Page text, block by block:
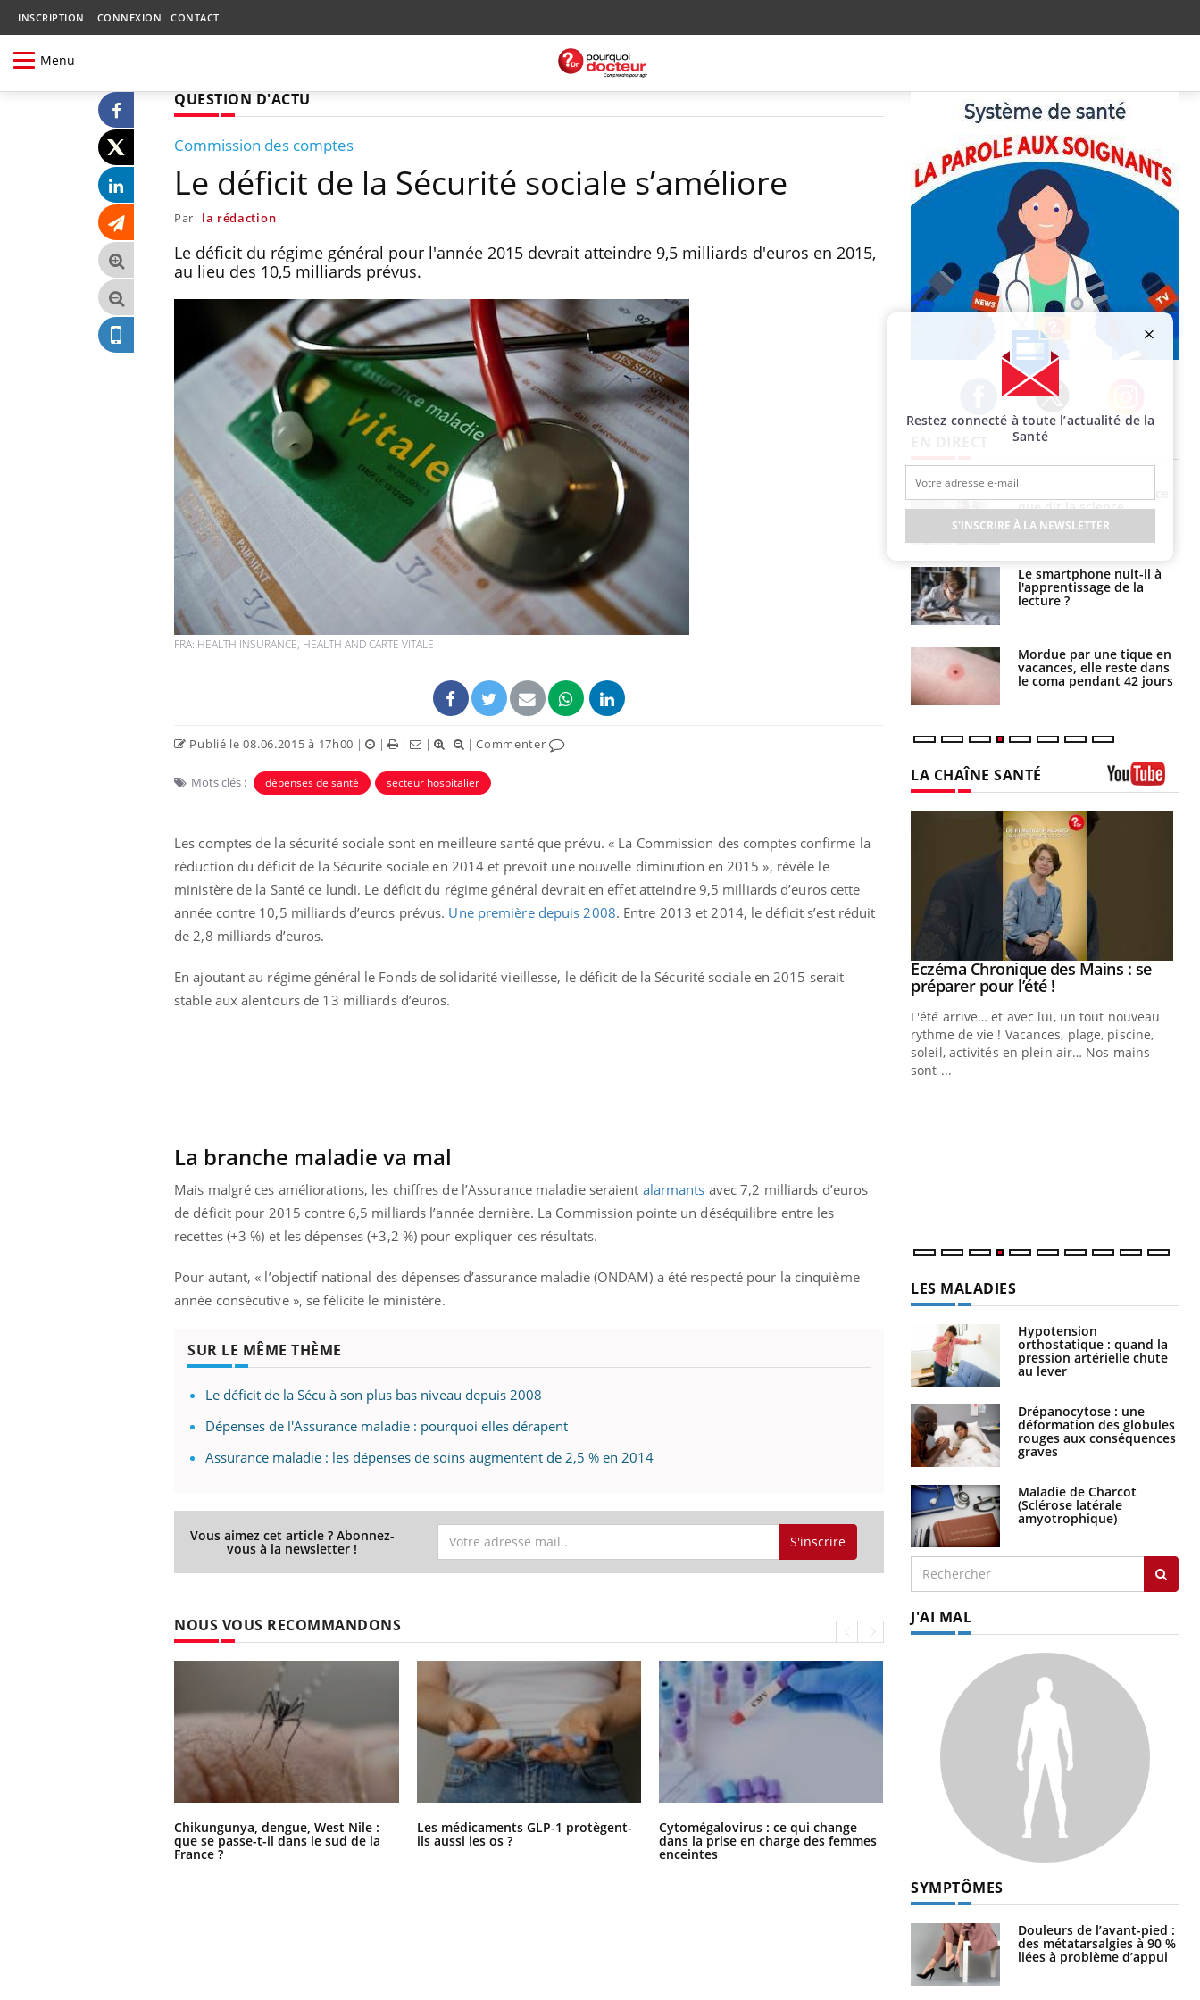
INSCRIPTION CONNEXION CONTACT
Menu
QUESTION D'ACTU
Commission des comptes
Le déficit de la Sécurité sociale s’améliore
Par la rédaction
Le déficit du régime général pour l'année 2015 devrait atteindre 9,5 milliards d'euros en 2015,
au lieu des 10,5 milliards prévus.
FRA: HEALTH INSURANCE, HEALTH AND CARTE VITALE
Publié le 08.06.2015 à 17h00 | | | | |Commenter
Mots clés : dépenses de santé secteur hospitalier
Les comptes de la sécurité sociale sont en meilleure santé que prévu. « La Commission des comptes confirme la
réduction du déficit de la Sécurité sociale en 2014 et prévoit une nouvelle diminution en 2015 », révèle le
ministère de la Santé ce lundi. Le déficit du régime général devrait en effet atteindre 9,5 milliards d’euros cette
année contre 10,5 milliards d’euros prévus. Une première depuis 2008. Entre 2013 et 2014, le déficit s’est réduit
de 2,8 milliards d’euros.
En ajoutant au régime général le Fonds de solidarité vieillesse, le déficit de la Sécurité sociale en 2015 serait
stable aux alentours de 13 milliards d’euros.
La branche maladie va mal
Mais malgré ces améliorations, les chiffres de l’Assurance maladie seraient alarmants avec 7,2 milliards d’euros
de déficit pour 2015 contre 6,5 milliards l’année dernière. La Commission pointe un déséquilibre entre les
recettes (+3 %) et les dépenses (+3,2 %) pour expliquer ces résultats.
Pour autant, « l’objectif national des dépenses d’assurance maladie (ONDAM) a été respecté pour la cinquième
année consécutive », se félicite le ministère.
SUR LE MÊME THÈME
Le déficit de la Sécu à son plus bas niveau depuis 2008
Dépenses de l'Assurance maladie : pourquoi elles dérapent
Assurance maladie : les dépenses de soins augmentent de 2,5 % en 2014
Vous aimez cet article ? Abonnez-
vous à la newsletter ! S'inscrire
NOUS VOUS RECOMMANDONS
Chikungunya, dengue, West Nile :
que se passe-t-il dans le sud de la
France ?
Les médicaments GLP-1 protègent-
ils aussi les os ?
Cytomégalovirus : ce qui change
dans la prise en charge des femmes
enceintes
La sieste empêche-t-elle de dormir
Facebook Twitter Instagram
Chikungunya, dengue,
West Nile : que se passe-
t-il dans le sud de la
France ?
Les médicaments GLP-1
protègent-ils aussi les os
?
Cytomégalovirus : ce qui
La sieste empêche-t-elle
de dormir la nuit ?
VIH : la fin du comprimé
tous les jours se profile-t-
elle enfin ?
jours de vos vacances ?
que dit la science
Le smartphone nuit-il à
l'apprentissage de la
lecture ?
Mordue par une tique en
vacances, elle reste dans
le coma pendant 42 jours
LA CHAÎNE SANTÉ
Eczéma Chronique des Mains :
expliquer ma maladie Youtube
Youtube
Carence en fer : comprendre pour
prévenirYoutube
Youtube
Insuline & Charge mentale : et si on
osait en parler??Youtube
Youtube
Eczéma Chronique des Mains : se
préparer pour l’été !Youtube
L'été arrive… et avec lui, un tout nouveau
rythme de vie ! Vacances, plage, piscine,
soleil, activités en plein air… Nos mains
sont ...
LES MALADIES
Hypotension
orthostatique : quand la
pression artérielle chute
au lever
Drépanocytose : une
déformation des globules
rouges aux conséquences
graves
Maladie de Charcot
(Sclérose latérale
amyotrophique)
J'AI MAL
SYMPTÔMES
Douleurs de l’avant-pied :
des métatarsalgies à 90 %
liées à problème d’appui
Restez connecté à toute l’actualité de la
Santé
S'INSCRIRE À LA NEWSLETTER